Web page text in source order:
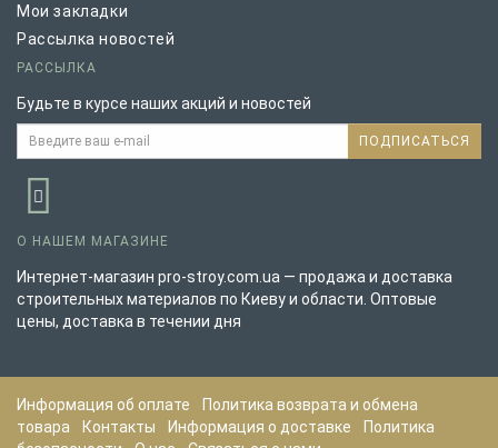
Мои закладки
Рассылка новостей
РАССЫЛКА
Будьте в курсе наших акций и новостей
ПОДПИСАТЬСЯ
О НАШЕМ МАГАЗИНЕ
Интернет-магазин pro-stroy.com.ua — продажа и доставка
строительных материалов по Киеву и области. Оптовые
цены, доставка в течении дня
Информация об оплате
Политика возврата и обмена
товара
Контакты Информация о доставке
Политика